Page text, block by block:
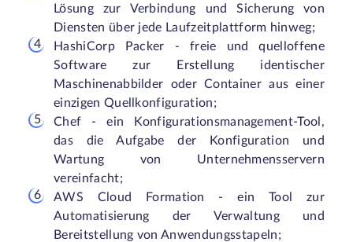
Lösung zur Verbindung und Sicherung von
Diensten über jede Laufzeitplattform hinweg;
HashiCorp Packer - freie und quelloffene
Software zur Erstellung identischer
Maschinenabbilder oder Container aus einer
einzigen Quellkonfiguration;
Chef - ein Konfigurationsmanagement-Tool,
das die Aufgabe der Konfiguration und
Wartung von Unternehmensservern
vereinfacht;
AWS Cloud Formation - ein Tool zur
Automatisierung der Verwaltung und
Bereitstellung von Anwendungsstapeln;